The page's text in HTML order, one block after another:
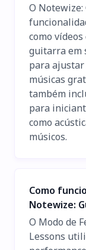
O
como vídeos
guitarra em
para ajustar
músicas
também
para
como
músicos.
Como
Notewize:
O Modo de
Lessons